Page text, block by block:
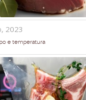
2023
e temperatura